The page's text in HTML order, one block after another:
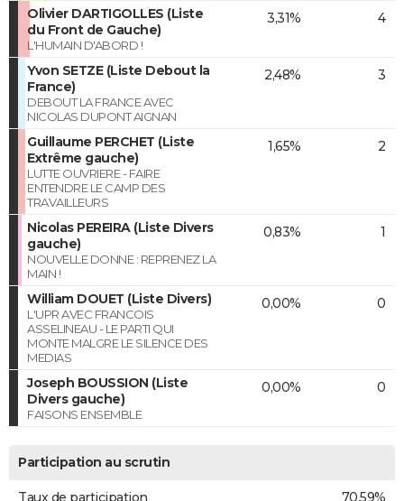
Olivier DARTIGOLLES (Liste
du Front de Gauche)
L'HUMAIN D'ABORD !
3,31% 4
Yvon SETZE (Liste Debout la
France)
DEBOUT LA FRANCE AVEC
NICOLAS DUPONT AIGNAN
2,48% 3
Guillaume PERCHET (Liste
Extrême gauche)
LUTTE OUVRIERE - FAIRE
ENTENDRE LE CAMP DES
TRAVAILLEURS
1,65% 2
Nicolas PEREIRA (Liste Divers
gauche)
NOUVELLE DONNE : REPRENEZ LA
MAIN !
0,83% 1
William DOUET (Liste Divers)
L'UPR AVEC FRANCOIS
ASSELINEAU - LE PARTI QUI
MONTE MALGRE LE SILENCE DES
MEDIAS
0,00% 0
Joseph BOUSSION (Liste
Divers gauche)
FAISONS ENSEMBLE
0,00% 0
Participation au scrutin
Taux de participation 70,59%